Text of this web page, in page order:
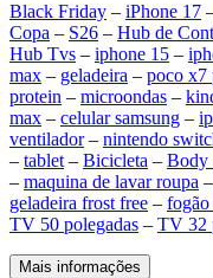
Black Friday – iPhone 17
Copa – S26 – Hub de
Hub Tvs – iphone 15 –
max – geladeira – poco x7
protein – microondas –
max – celular samsung –
ventilador– nintendo
– tablet – Bicicleta – Body
– maquina de lavar roupa –
geladeira frost free – fogão
TV 50 polegadas – TV 32
Mais informações